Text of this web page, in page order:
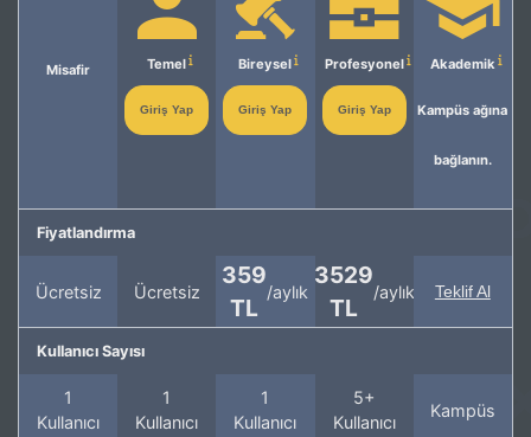
Misafir Temel
Giriş Yap
Bireysel
Giriş Yap
Profesyonel
Giriş Yap
Akademik
Kampüs ağına
bağlanın.
Fiyatlandırma
Ücretsiz Ücretsiz
359
TL
/aylık
3529
TL
/aylık Teklif Al
Kullanıcı Sayısı
1
Kullanıcı
1
Kullanıcı
1
Kullanıcı
5+
Kullanıcı
Kampüs